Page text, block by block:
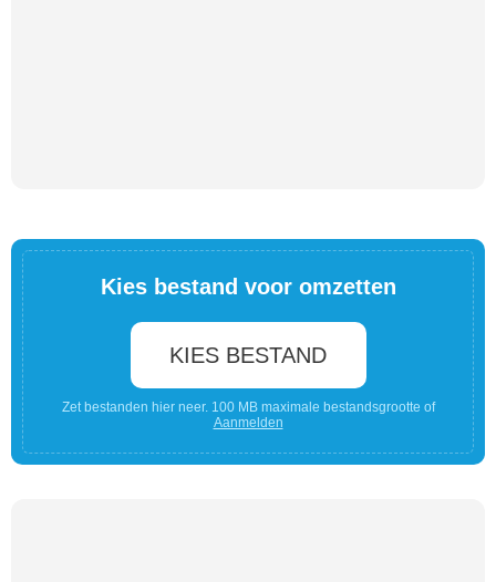
Kies bestand voor omzetten
KIES BESTAND
Zet bestanden hier neer. 100 MB maximale bestandsgrootte of
Aanmelden